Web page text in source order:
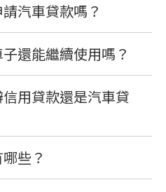
汽車貸款嗎？
還能繼續使用嗎？
用貸款還是汽車貸
些？